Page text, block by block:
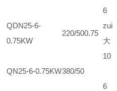
QDN25-6-
0.75KW
220/500.75
6
zui
大
10
QN25-6-0.75KW380/50
6